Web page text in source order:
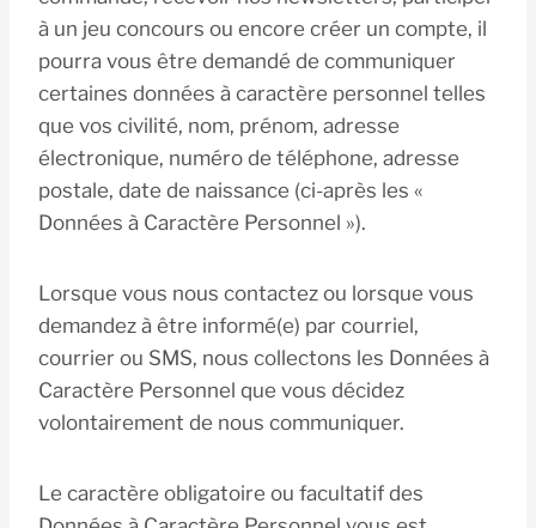
à un jeu concours ou encore créer un compte, il
pourra vous être demandé de communiquer
certaines données à caractère personnel telles
que vos civilité, nom, prénom, adresse
électronique, numéro de téléphone, adresse
postale, date de naissance (ci-après les «
Données à Caractère Personnel »).
Lorsque vous nous contactez ou lorsque vous
demandez à être informé(e) par courriel,
courrier ou SMS, nous collectons les Données à
Caractère Personnel que vous décidez
volontairement de nous communiquer.
Le caractère obligatoire ou facultatif des